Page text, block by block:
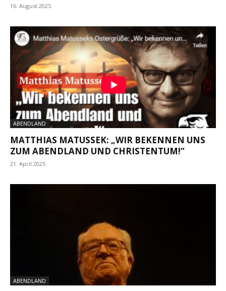
16. August 2025
ABENDLAND
MATTHIAS MATUSSEK: „WIR BEKENNEN UNS
ZUM ABENDLAND UND CHRISTENTUM!“
21. April 2025
ABENDLAND